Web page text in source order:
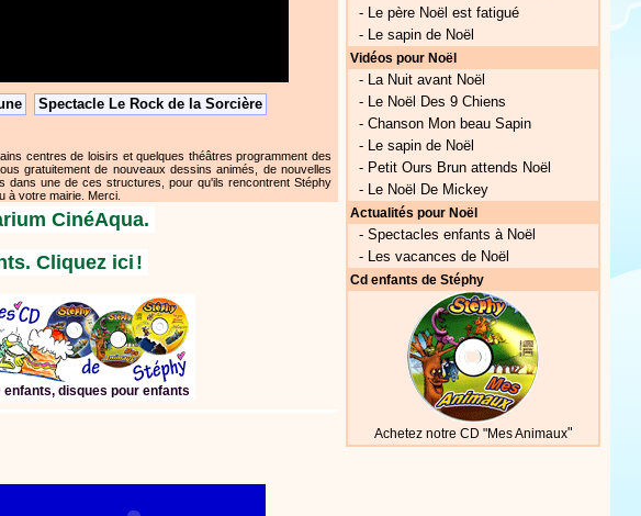
- Le père Noël est fatigué
- Le sapin de Noël
Vidéos pour Noël
- La Nuit avant Noël
- Le Noël Des 9 Chiens
- Chanson Mon beau Sapin
- Le sapin de Noël
- Petit Ours Brun attends Noël
- Le Noël De Mickey
Actualités pour Noël
- Spectacles enfants à Noël
- Les vacances de Noël
Cd enfants de Stéphy
Achetez notre CD "Mes Animaux"
Spectacle Le Rock de la Sorcière
centres de loisirs et quelques théâtres programment des
gratuitement de nouveaux dessins animés, de nouvelles
dans une de ces structures, pour qu'ils rencontrent Stéphy
à votre mairie. Merci.
CinéAqua.
Cliquez ici!
enfants, disques pour enfants